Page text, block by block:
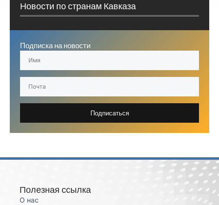
Новости по странам Кавказа
Подписка на новости
Подписаться
Полезная ссылка
О нас